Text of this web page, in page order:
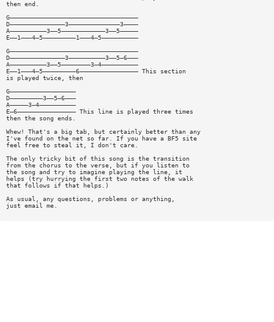
then end.
G———————————————————————————————————
D———————————————3——————————————3————
A——————————3——5————————————3——5—————
E——1———4—5—————————1———4—5——————————
G———————————————————————————————————
D———————————————3——————————3——5—6———
A——————————3——5————————3—4——————————
E——1———4—5—————————6———————————————— This section
is played twice, then
G——————————————————
D—————————3——5—6———
A—————3—4——————————
E—6———————————————— This line is played three times
then the song ends.
Whew! That's a big tab, but certainly better than any
I've found on the net so far. If you have a BF5 site
feel free to steal it, I don't care.
The only tricky bit of this song is the transition
from the chorus to the verse, but if you listen to
the song and try to imagine playing the line, it
helps (try hurrying the first two notes of the walk
that follows if that helps.)
As usual, any questions, problems or anything,
just email me.